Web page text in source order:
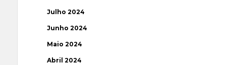
Julho 2024
Junho 2024
Maio 2024
Abril 2024